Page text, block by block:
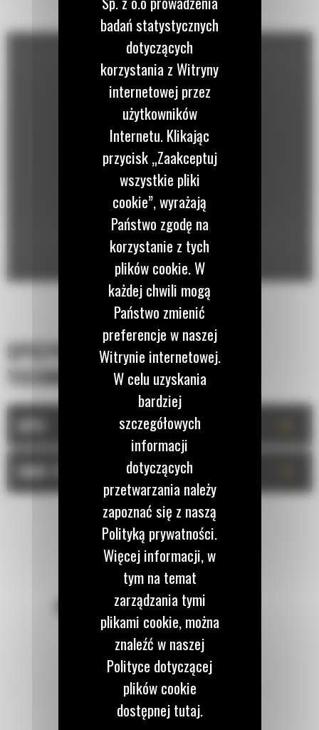
SPECYFIKACJA
TECHNICZNA
DANE TECHNICZNE
POZOSTAŃMY W KONTAKCIE
Zadzwoń do nas
122 100 122
badań statystycznych
dotyczących
korzystania z Witryny
internetowej przez
użytkowników
Internetu. Klikając
przycisk „Zaakceptuj
wszystkie pliki
cookie”, wyrażają
Państwo zgodę na
korzystanie z tych
plików cookie. W
każdej chwili mogą
Państwo zmienić
preferencje w naszej
Witrynie internetowej.
W celu uzyskania
bardziej
szczegółowych
informacji
dotyczących
przetwarzania należy
zapoznać się z naszą
Polityką prywatności.
Więcej informacji, w
tym na temat
zarządzania tymi
plikami cookie, można
znaleźć w naszej
Polityce dotyczącej
plików cookie
dostępnej tutaj.